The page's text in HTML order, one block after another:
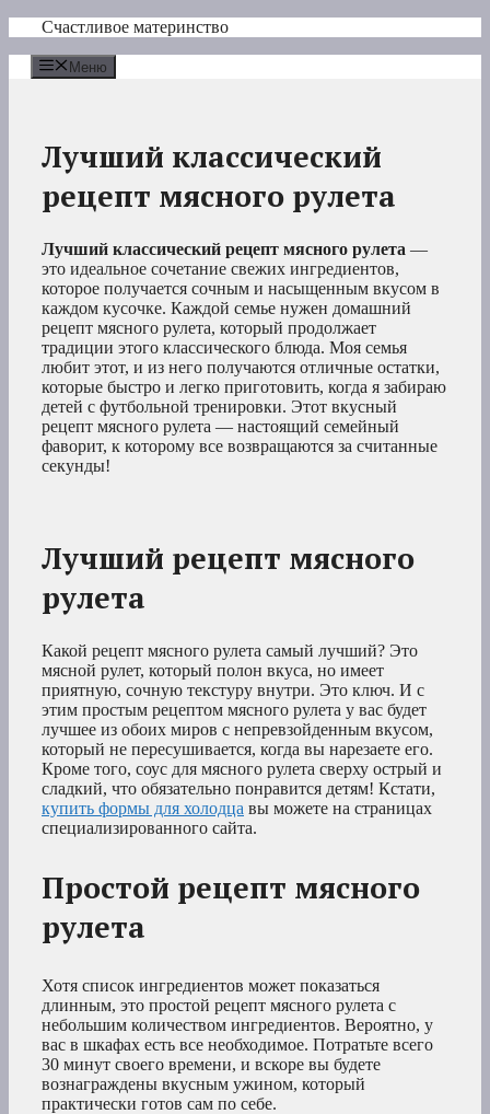
Перейти
содержимому
Счастливое материнство
Меню
Лучший классический
рецепт мясного рулета
Лучший классический рецепт мясного рулета —
это идеальное сочетание свежих ингредиентов,
которое получается сочным и насыщенным вкусом в
каждом кусочке. Каждой семье нужен домашний
рецепт мясного рулета, который продолжает
традиции этого классического блюда. Моя семья
любит этот, и из него получаются отличные остатки,
которые быстро и легко приготовить, когда я забираю
детей с футбольной тренировки. Этот вкусный
рецепт мясного рулета — настоящий семейный
фаворит, к которому все возвращаются за считанные
секунды!
Лучший рецепт мясного
рулета
Какой рецепт мясного рулета самый лучший? Это
мясной рулет, который полон вкуса, но имеет
приятную, сочную текстуру внутри. Это ключ. И с
этим простым рецептом мясного рулета у вас будет
лучшее из обоих миров с непревзойденным вкусом,
который не пересушивается, когда вы нарезаете его.
Кроме того, соус для мясного рулета сверху острый и
сладкий, что обязательно понравится детям! Кстати,
купить формы для холодца вы можете на страницах
специализированного сайта.
Простой рецепт мясного
рулета
Хотя список ингредиентов может показаться
длинным, это простой рецепт мясного рулета с
небольшим количеством ингредиентов. Вероятно, у
вас в шкафах есть все необходимое. Потратьте всего
30 минут своего времени, и вскоре вы будете
вознаграждены вкусным ужином, который
практически готов сам по себе.